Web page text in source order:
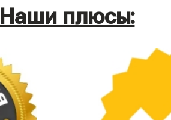
Наши плюсы: